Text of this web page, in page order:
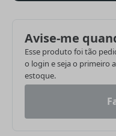
Avise-me
Esse produto foi tão
o login e seja o primeiro
estoque.